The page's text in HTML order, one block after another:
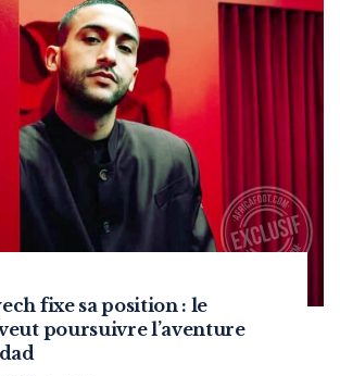
fixe sa position : le
poursuivre l’aventure